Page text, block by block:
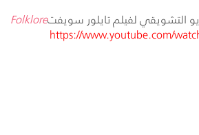
التشويقي لفيلم تايلور سويفتFolklore
https://www.youtube.com/